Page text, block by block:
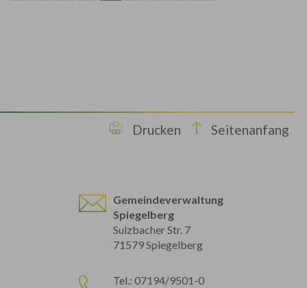
Drucken Seitenanfang
Gemeindeverwaltung
Spiegelberg
Sulzbacher Str. 7
71579 Spiegelberg
Tel.: 07194/9501-0